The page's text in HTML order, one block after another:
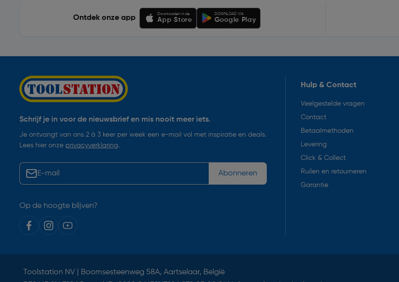
Ontdek onze app
Downloaden in de
App Store
DOWNLOAD VIA
Google Play
Schrijf je in voor de nieuwsbrief en mis nooit meer iets.
Je ontvangt van ons 2 à 3 keer per week een e-mail vol met inspiratie en deals.
Lees hier onze privacyverklaring.
Abonneren
Op de hoogte blijven?
Hulp & Contact
Veelgestelde vragen
Contact
Betaalmethoden
Levering
Click & Collect
Ruilen en retourneren
Garantie
Toolstation NV | Boomsesteenweg 58A, Aartselaar, België